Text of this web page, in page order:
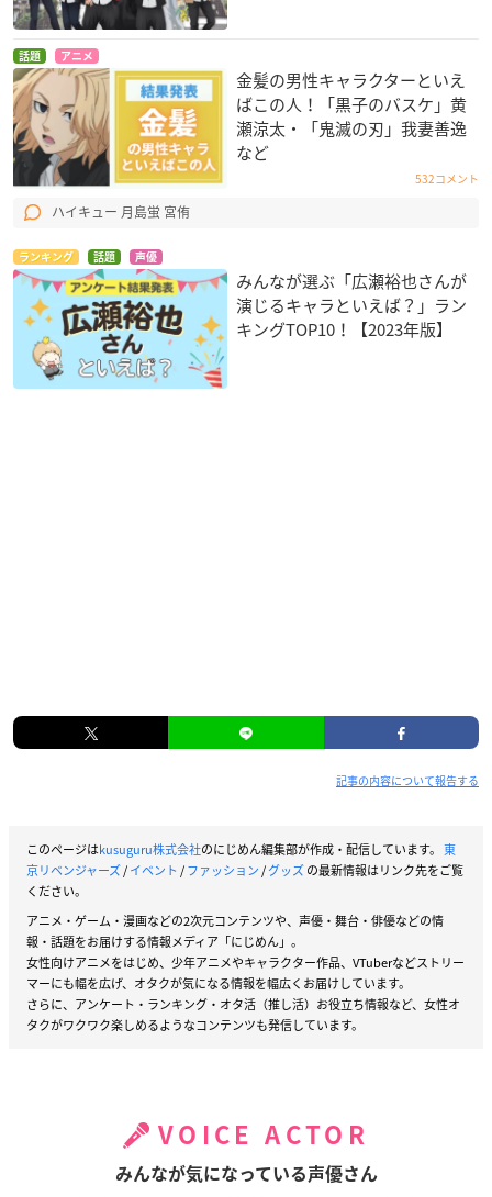
話題 アニメ
金髪の男性キャラクターといえ
ばこの人！「黒子のバスケ」黄
瀬涼太・「鬼滅の刃」我妻善逸
など
532コメント
ハイキュー 月島蛍 宮侑
ランキング 話題 声優
みんなが選ぶ「広瀬裕也さんが
演じるキャラといえば？」ラン
キングTOP10！【2023年版】
記事の内容について報告する
このページはkusuguru株式会社のにじめん編集部が作成・配信しています。 東
京リベンジャーズ/イベント /ファッション/グッズの最新情報はリンク先をご覧
ください。
アニメ・ゲーム・漫画などの2次元コンテンツや、声優・舞台・俳優などの情
報・話題をお届けする情報メディア「にじめん」。
女性向けアニメをはじめ、少年アニメやキャラクター作品、VTuberなどストリー
マーにも幅を広げ、オタクが気になる情報を幅広くお届けしています。
さらに、アンケート・ランキング・オタ活（推し活）お役立ち情報など、女性オ
タクがワクワク楽しめるようなコンテンツも発信しています。
VOICE ACTOR
みんなが気になっている声優さん